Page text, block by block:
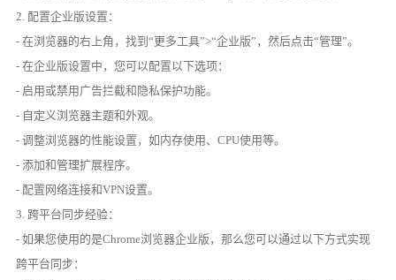
2. 配置企业版设置：
- 在浏览器的右上角，找到“更多工具”>“企业版”，然后点击“管理”。
- 在企业版设置中，您可以配置以下选项：
- 启用或禁用广告拦截和隐私保护功能。
- 自定义浏览器主题和外观。
- 调整浏览器的性能设置，如内存使用、CPU使用等。
- 添加和管理扩展程序。
- 配置网络连接和VPN设置。
3. 跨平台同步经验：
- 如果您使用的是Chrome浏览器企业版，那么您可以通过以下方式实现
跨平台同步：